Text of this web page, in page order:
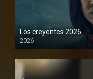
Los creyentes 2026
2026
1080P